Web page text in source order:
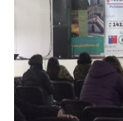
Retrospectiva 2026 |
Araneda
Cantor Popular Raúl
Pichilemu
Cóctel de Sábado:
alcalde Roberto